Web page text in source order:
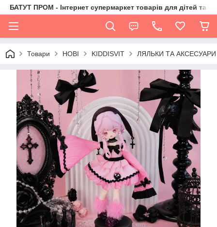
БАТУТ ПРОМ - Інтернет супермаркет товарів для дітей та їх
Товари НОВІ KIDDISVIT ЛЯЛЬКИ ТА АКСЕСУАРИ